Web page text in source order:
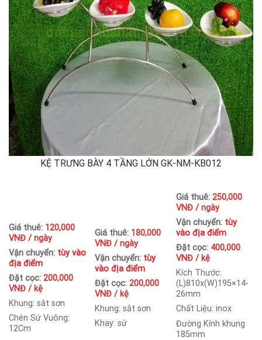
KỆ TRƯNG BÀY 4 TẦNG LỚN GK-NM-KB012
Giá thuê: 120,000
VNĐ / ngày
Vận chuyển: tùy vào
địa điểm
Đặt cọc: 200,000
VNĐ / kệ
Khung: sắt sơn
Chén Sứ Vuông:
12Cm
Giá thuê: 180,000
VNĐ / ngày
Vận chuyển: tùy
vào địa điểm
Đặt cọc:200,000
VNĐ / kệ
Khung: sắt sơn
Khay: sứ
Giá thuê:250,000
VNĐ / ngày
Vận chuyển: tùy
vào địa điểm
Đặt cọc: 400,000
VNĐ / kệ
Kích Thước:
(L)810x(W)195×14-
26mm
Chất Liệu: inox
Đường Kính khung
185mm